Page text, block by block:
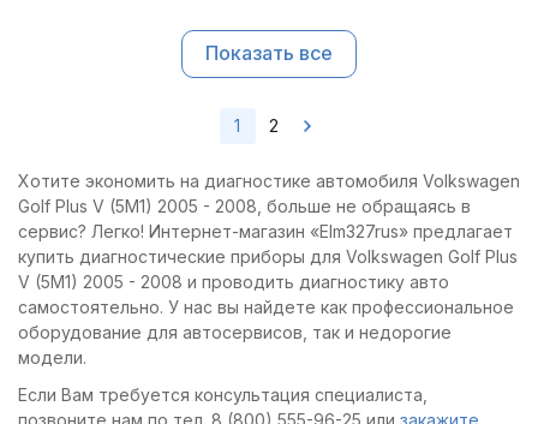
Показать все
1 2
Хотите экономить на диагностике автомобиля Volkswagen
Golf Plus V (5M1) 2005 - 2008, больше не обращаясь в
сервис? Легко! Интернет-магазин «Elm327rus» предлагает
купить диагностические приборы для Volkswagen Golf Plus
V (5M1) 2005 - 2008 и проводить диагностику авто
самостоятельно. У нас вы найдете как профессиональное
оборудование для автосервисов, так и недорогие
модели.
Если Вам требуется консультация специалиста,
позвоните нам по тел. 8 (800) 555-96-25 или закажите